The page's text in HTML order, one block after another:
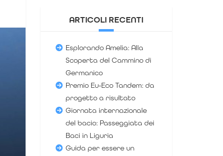
ARTICOLI RECENTI
Esplorando Amelia: Alla
Scoperta del Cammino di
Germanico
Premio Eu-Eco Tandem: da
progetto a risultato
Giornata internazionale
del bacio: Passeggiata dei
Baci in Liguria
Guida per essere un